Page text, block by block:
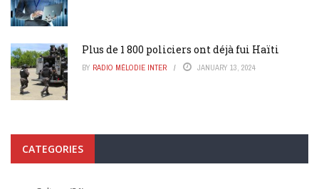
Plus de 1 800 policiers ont déjà fui Haïti
BY RADIO MÉLODIE INTER JANUARY 13, 2024
CATEGORIES